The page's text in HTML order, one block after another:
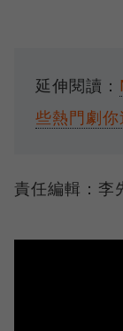
延伸閱讀：
些熱門劇
責任編輯：李